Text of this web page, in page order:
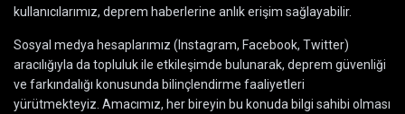
kullanıcılarımız, deprem haberlerine anlık erişim sağlayabilir.
Sosyal medya hesaplarımız (Instagram, Facebook, Twitter)
aracılığıyla da topluluk ile etkileşimde bulunarak, deprem güvenliği
ve farkındalığı konusunda bilinçlendirme faaliyetleri
yürütmekteyiz. Amacımız, her bireyin bu konuda bilgi sahibi olması